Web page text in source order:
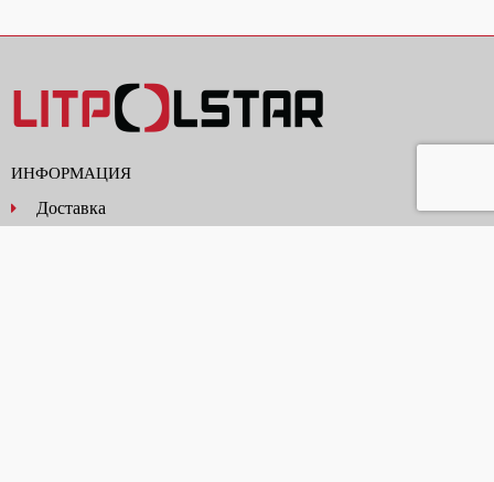
ИНФОРМАЦИЯ
Доставка